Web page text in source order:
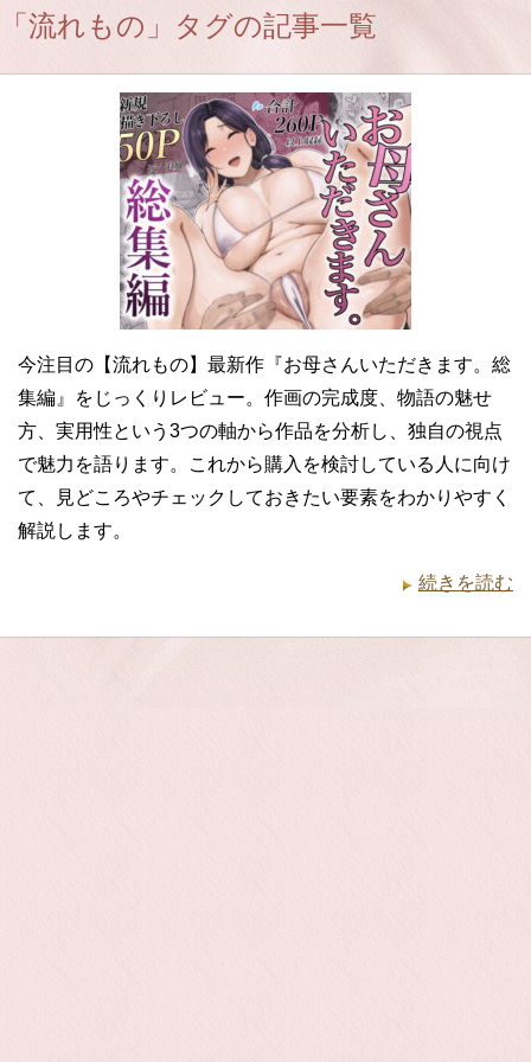
「流れもの」タグの記事一覧
今注目の【流れもの】最新作『お母さんいただきます。総
集編』をじっくりレビュー。作画の完成度、物語の魅せ
方、実用性という3つの軸から作品を分析し、独自の視点
で魅力を語ります。これから購入を検討している人に向け
て、見どころやチェックしておきたい要素をわかりやすく
解説します。
続きを読む